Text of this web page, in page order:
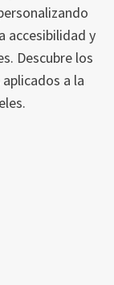
accesibilidad y
Descubre los
a la